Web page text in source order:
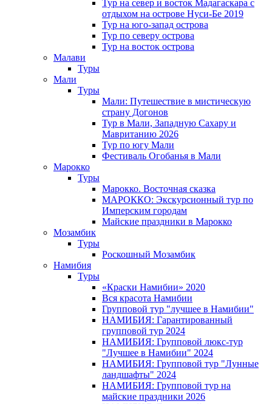
Тур на север и восток Мадагаскара с
отдыхом на острове Нуси-Бе 2019
Тур на юго-запад острова
Тур по северу острова
Тур на восток острова
Малави
Туры
Мали
Туры
Мали: Путешествие в мистическую
страну Догонов
Тур в Мали, Западную Сахару и
Мавританию 2026
Тур по югу Мали
Фестиваль Огобанья в Мали
Марокко
Туры
Марокко. Восточная сказка
МАРОККО: Экскурсионный тур по
Имперским городам
Майские праздники в Марокко
Мозамбик
Туры
Роскошный Мозамбик
Намибия
Туры
«Краски Намибии» 2020
Вся красота Намибии
Групповой тур "лучшее в Намибии"
НАМИБИЯ: Гарантированный
групповой тур 2024
НАМИБИЯ: Групповой люкс-тур
"Лучшее в Намибии" 2024
НАМИБИЯ: Групповой тур "Лунные
ландшафты" 2024
НАМИБИЯ: Групповой тур на
майские праздники 2026